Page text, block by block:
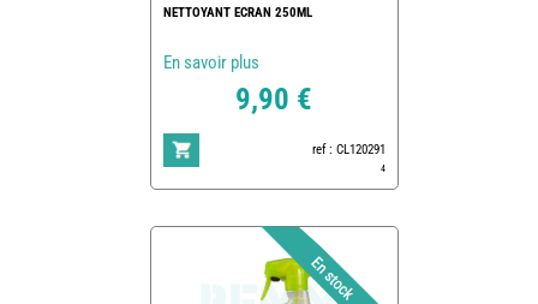
NETTOYANT ECRAN 250ML
En savoir plus
9,90 €
ref : CL120291
4